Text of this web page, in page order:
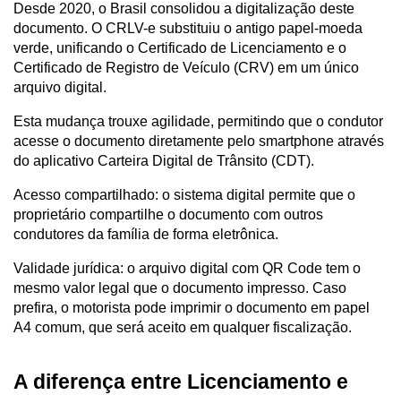
Desde 2020, o Brasil consolidou a digitalização deste
documento. O CRLV-e substituiu o antigo papel-moeda
verde, unificando o Certificado de Licenciamento e o
Certificado de Registro de Veículo (CRV) em um único
arquivo digital.
Esta mudança trouxe agilidade, permitindo que o condutor
acesse o documento diretamente pelo smartphone através
do aplicativo Carteira Digital de Trânsito (CDT).
Acesso compartilhado: o sistema digital permite que o
proprietário compartilhe o documento com outros
condutores da família de forma eletrônica.
Validade jurídica: o arquivo digital com QR Code tem o
mesmo valor legal que o documento impresso. Caso
prefira, o motorista pode imprimir o documento em papel
A4 comum, que será aceito em qualquer fiscalização.
A diferença entre Licenciamento e